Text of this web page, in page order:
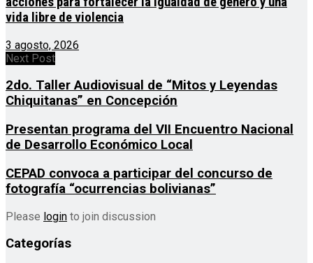
vida libre de violencia
3 agosto, 2026
Next Post
2do. Taller Audiovisual de “Mitos y Leyendas
Chiquitanas” en Concepción
Presentan programa del VII Encuentro Nacional
de Desarrollo Económico Local
CEPAD convoca a participar del concurso de
fotografía “ocurrencias bolivianas”
Please login to join discussion
Categorías